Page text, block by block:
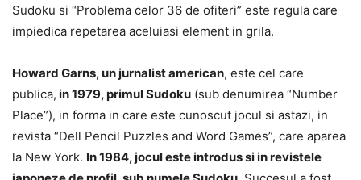
Sudoku si “Problema celor 36 de ofiteri” este regula care
impiedica repetarea aceluiasi element in grila.
Howard Garns, un jurnalist american, este cel care
publica, in 1979, primul Sudoku (sub denumirea “Number
Place”), in forma in care este cunoscut jocul si astazi, in
revista “Dell Pencil Puzzles and Word Games”, care aparea
la New York. In 1984, jocul este introdus si in revistele